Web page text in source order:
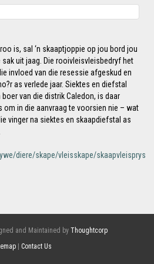
is, sal ‘n skaaptjoppie op jou bord jou
sak uit jaag. Die rooivleisvleisbedryf het
invloed van die resessie afgeskud en
as verlede jaar. Siektes en diefstal
boer van die distrik Caledon, is daar
om in die aanvraag te voorsien nie – wat
vinger na siektes en skaapdiefstal as
diere/skape/vleisskape/skaapvleispryse-
and Maintained by Thoughtcorp
Contact Us